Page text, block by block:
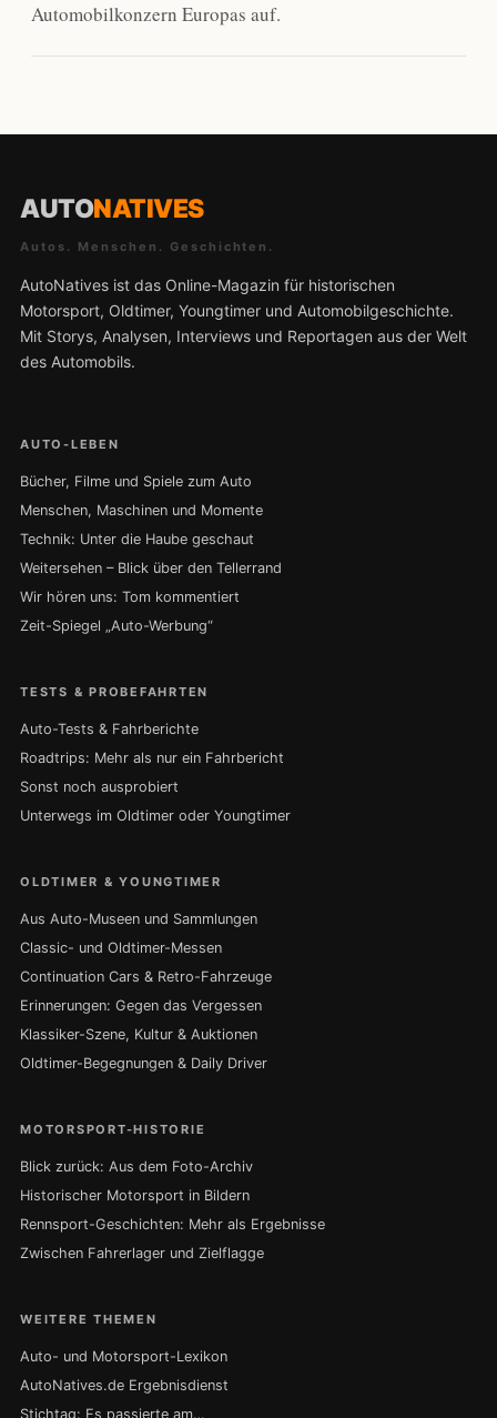
Automobilkonzern Europas auf.
AUTONATIVES
Autos. Menschen. Geschichten.
AutoNatives ist das Online-Magazin für historischen
Motorsport, Oldtimer, Youngtimer und Automobilgeschichte.
Mit Storys, Analysen, Interviews und Reportagen aus der Welt
des Automobils.
AUTO-LEBEN
Bücher, Filme und Spiele zum Auto
Menschen, Maschinen und Momente
Technik: Unter die Haube geschaut
Weitersehen – Blick über den Tellerrand
Wir hören uns: Tom kommentiert
Zeit-Spiegel „Auto-Werbung“
TESTS & PROBEFAHRTEN
Auto-Tests & Fahrberichte
Roadtrips: Mehr als nur ein Fahrbericht
Sonst noch ausprobiert
Unterwegs im Oldtimer oder Youngtimer
OLDTIMER & YOUNGTIMER
Aus Auto-Museen und Sammlungen
Classic- und Oldtimer-Messen
Continuation Cars & Retro-Fahrzeuge
Erinnerungen: Gegen das Vergessen
Klassiker-Szene, Kultur & Auktionen
Oldtimer-Begegnungen & Daily Driver
MOTORSPORT-HISTORIE
Blick zurück: Aus dem Foto-Archiv
Historischer Motorsport in Bildern
Rennsport-Geschichten: Mehr als Ergebnisse
Zwischen Fahrerlager und Zielflagge
WEITERE THEMEN
Auto- und Motorsport-Lexikon
AutoNatives.de Ergebnisdienst
Stichtag: Es passierte am…